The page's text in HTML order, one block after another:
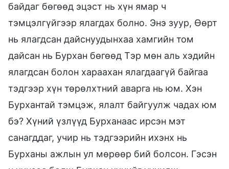
байдаг бөгөөд эцэст нь хүн ямар ч
тэмцэлгүйгээр ялагдах болно. Энэ зуур, Өөрт
нь ялагдсан дайснуудынхаа хамгийн том
дайсан нь Бурхан бөгөөд Тэр мөн аль хэдийн
ялагдсан болон хараахан ялагдаагүй байгаа
тэдгээр хүн төрөлхтний аварга нь юм. Хэн
Бурхантай тэмцэж, ялалт байгуулж чадах юм
бэ? Хүний үзлүүд Бурханаас ирсэн мэт
санагддаг, учир нь тэдгээрийн ихэнх нь
Бурханы ажлын ул мөрөөр бий болсон. Гэсэн